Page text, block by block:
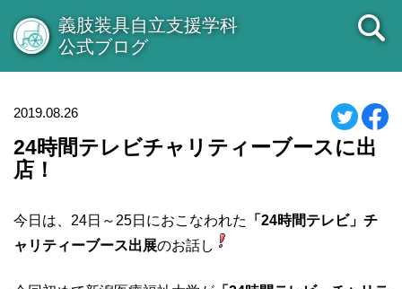
義肢装具自立支援学科
公式ブログ
2019.08.26
24時間テレビチャリティーブースに出
店！
今日は、24日～25日におこなわれた
「24時間テレビ」チ
ャリティーブース出展のお話し